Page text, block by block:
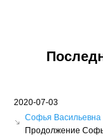
2020-07-03
Софья Васильевна
Продолжение